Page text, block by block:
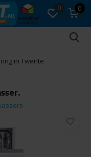
0 0
in Twente